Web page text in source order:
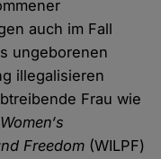
auch im Fall
ungeborenen
illegalisieren
Frau wie
Women‘s
Freedom (WILPF)